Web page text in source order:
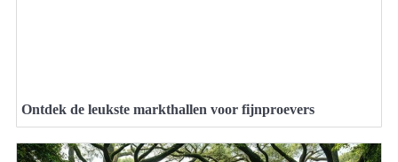
Ontdek de leukste markthallen voor fijnproevers